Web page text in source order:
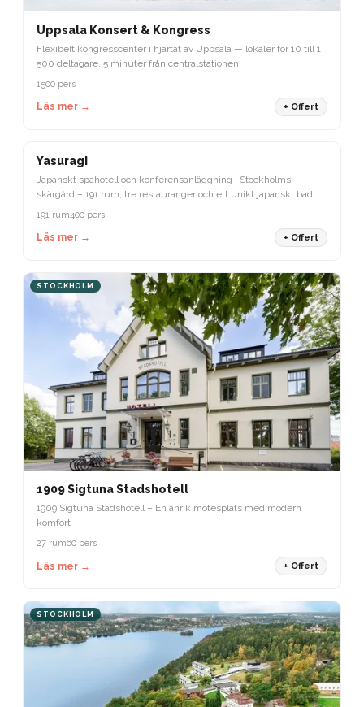
Uppsala Konsert & Kongress
Flexibelt kongresscenter i hjärtat av Uppsala — lokaler för 10 till 1
500 deltagare, 5 minuter från centralstationen.
1500 pers
Läs mer → + Offert
STOCKHOLM
Yasuragi
Japanskt spahotell och konferensanläggning i Stockholms
skärgård – 191 rum, tre restauranger och ett unikt japanskt bad.
191 rum400 pers
Läs mer → + Offert
STOCKHOLM
1909 Sigtuna Stadshotell
1909 Sigtuna Stadshotell – En anrik mötesplats med modern
komfort
27 rum60 pers
Läs mer → + Offert
STOCKHOLM